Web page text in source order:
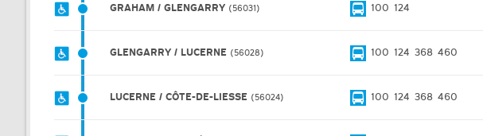
GRAHAM / GLENGARRY 56031 100 124
GLENGARRY / LUCERNE 56028 100 124 368 460
LUCERNE / CÔTE-DE-LIESSE 56024 100 124 368 460